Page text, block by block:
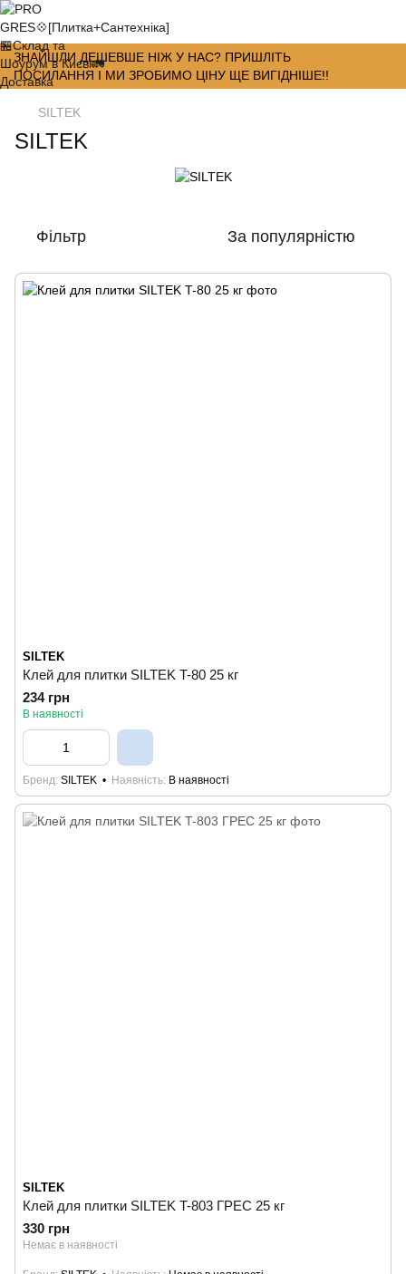
ЗНАЙШЛИ ДЕШЕВШЕ НІЖ У НАС? ПРИШЛІТЬ
ПОСИЛАННЯ І МИ ЗРОБИМО ЦІНУ ЩЕ ВИГІДНІШЕ!!
SILTEK
SILTEK
Фільтр За популярністю
SILTEK
Клей для плитки SILTEK T-80 25 кг
234 грн
В наявності
Бренд SILTEK Наявність В наявності
SILTEK
Клей для плитки SILTEK T-803 ГРЕС 25 кг
330 грн
Немає в наявності